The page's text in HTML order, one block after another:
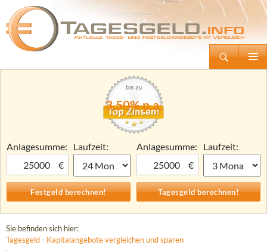
Tagesgeld.info – Tagesgeldkonten vergleichen und Tagesgeld-Zinsen berechnen
Zum
3,50% p.a.
Anlagesumme:
€
Laufzeit:
Anlagesumme:
€
Laufzeit:
Sie befinden sich hier:
Tagesgeld - Kapitalangebote vergleichen und sparen